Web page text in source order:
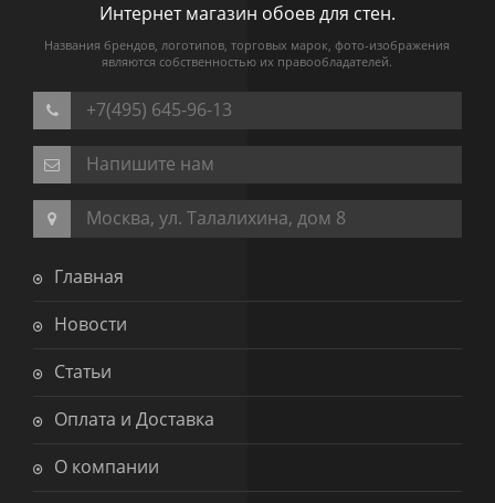
Интернет магазин обоев для стен.
Названия брендов, логотипов, торговых марок, фото-изображения
являются собственностью их правообладателей.
+7(495) 645-96-13
Напишите нам
Москва, ул. Талалихина, дом 8
Главная
Новости
Статьи
Оплата и Доставка
О компании